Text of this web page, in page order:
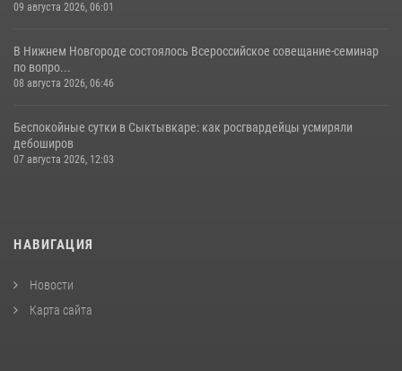
09 августа 2026, 06:01
В Нижнем Новгороде состоялось Всероссийское совещание-семинар
по вопро...
08 августа 2026, 06:46
Беспокойные сутки в Сыктывкаре: как росгвардейцы усмиряли
дебоширов
07 августа 2026, 12:03
НАВИГАЦИЯ
Новости
Карта сайта